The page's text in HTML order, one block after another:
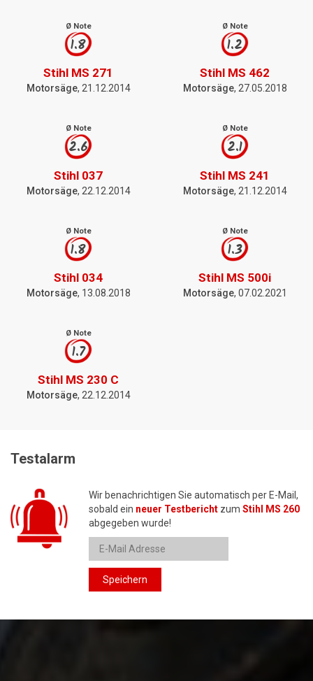
Ø Note
1.8
Stihl MS 271
Motorsäge, 21.12.2014
Ø Note
1.2
Stihl MS 462
Motorsäge, 27.05.2018
Ø Note
2.6
Stihl 037
Motorsäge, 22.12.2014
Ø Note
2.1
Stihl MS 241
Motorsäge, 21.12.2014
Ø Note
1.8
Stihl 034
Motorsäge, 13.08.2018
Ø Note
1.3
Stihl MS 500i
Motorsäge, 07.02.2021
Ø Note
1.7
Stihl MS 230 C
Motorsäge, 22.12.2014
Testalarm
Wir benachrichtigen Sie automatisch per E-Mail,
sobald ein neuer Testbericht zum Stihl MS 260
abgegeben wurde!
Speichern